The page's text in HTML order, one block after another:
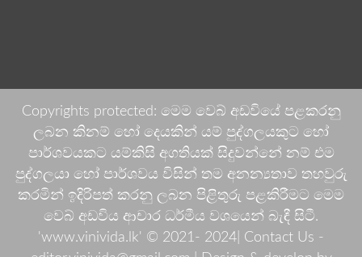
Copyrights protected: මෙම වෙබ් අඩවියේ පළකරනු
ලබන කිනම් හෝ දෙයකින් යම් පුද්ගලයකුට හෝ
පාර්ශවයකට යම්කිසි අගතියක් සිදුවන්නේ නම් එම
පුද්ගලයා හෝ පාර්ශවය විසින් තම අනන්‍යතාව තහවුරු
කරමින් ඉදිරිපත් කරනු ලබන පිළිතුරු පළකිරීමට මෙම
වෙබ් අඩවිය ආචාර ධර්මීය වශයෙන් බැඳී සිටී.
'www.vinivida.lk' © 2021- 2024| Contact Us -